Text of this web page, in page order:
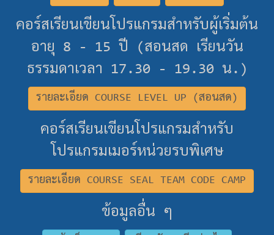
คอร์สเรียนเขียนโปรแกรมสำหรับผู้เริ่มต้น
อายุ 8 - 15 ปี (สอนสด เรียนวัน
ธรรมดาเวลา 17.30 - 19.30 น.)
รายละเอียด COURSE LEVEL UP (สอนสด)
คอร์สเรียนเขียนโปรแกรมสำหรับ
โปรแกรมเมอร์หน่วยรบพิเศษ
รายละเอียด COURSE SEAL TEAM CODE CAMP
ข้อมูลอื่น ๆ